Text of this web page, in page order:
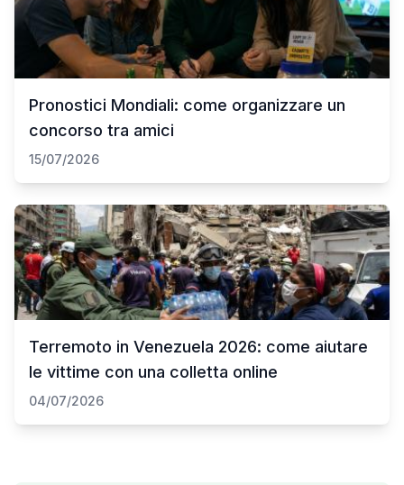
Pronostici Mondiali: come organizzare un
concorso tra amici
15/07/2026
Terremoto in Venezuela 2026: come aiutare
le vittime con una colletta online
04/07/2026